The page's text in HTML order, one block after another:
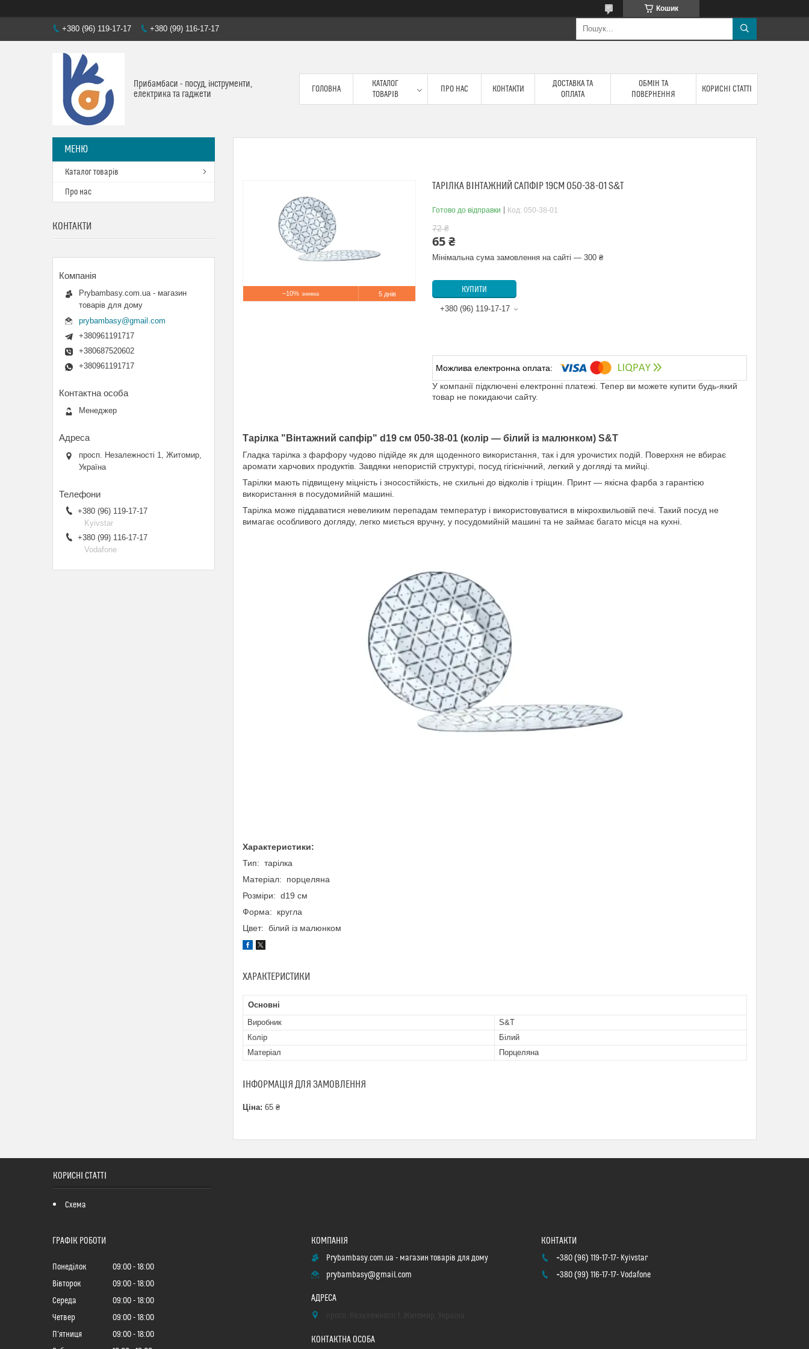
Кошик
+380 (96) 119-17-17 +380 (99) 116-17-17
Прибамбаси - посуд, інструменти,
електрика та гаджети
ГОЛОВНА
КАТАЛОГ
ТОВАРІВ
ПРО НАС КОНТАКТИ
ДОСТАВКА ТА
ОПЛАТА
ОБМІН ТА
ПОВЕРНЕННЯ
КОРИСНІ СТАТТІ
–10% 5 днів
ТАРІЛКА ВІНТАЖНИЙ САПФІР 19СМ 050-38-01 S&T
Готово до відправки Код: 050-38-01
72 ₴
65 ₴
Мінімальна сума замовлення на сайті — 300 ₴
КУПИТИ
+380 (96) 119-17-17
У компанії підключені електронні платежі. Тепер ви можете купити будь-який
товар не покидаючи сайту.
Тарілка "Вінтажний сапфір" d 19 см 050-38-01 (колір — білий із малюнком) S&T
Гладка тарілка з фарфору чудово підійде як для щоденного використання, так і для урочистих подій. Поверхня не вбирає
аромати харчових продуктів. Завдяки непористій структурі, посуд гігієнічний, легкий у догляді та мийці.
Тарілки мають підвищену міцність і зносостійкість, не схильні до відколів і тріщин. Принт — якісна фарба з гарантією
використання в посудомийній машині.
Тарілка може піддаватися невеликим перепадам температур і використовуватися в мікрохвильовій печі. Такий посуд не
вимагає особливого догляду, легко миється вручну, у посудомийній машині та не займає багато місця на кухні.
Характеристики:
Тип: тарілка
Матеріал: порцеляна
Розміри: d19 см
Форма: кругла
Цвет: білий із малюнком
ХАРАКТЕРИСТИКИ
Основні
Виробник
S&T
Колір
Білий
Матеріал
Порцеляна
ІНФОРМАЦІЯ ДЛЯ ЗАМОВЛЕННЯ
Ціна: 65 ₴
Каталог товарів
Про нас
КОНТАКТИ
Prybambasy.com.ua - магазин
товарів для дому
prybambasy@gmail.com
+380961191717
+380687520602
+380961191717
Менеджер
просп. Незалежності 1, Житомир,
Україна
+380 (96) 119-17-17
Kyivstar
+380 (99) 116-17-17
Vodafone
КОРИСНІ СТАТТІ
Схема
ГРАФІК РОБОТИ
Понеділок 09:00
18:00
Вівторок
09:00
18:00
Середа
09:00
18:00
Четвер
09:00
18:00
Пʼятниця
09:00
18:00
Prybambasy.com.ua - магазин товарів для дому
prybambasy@gmail.com
+380 (96) 119-17-17 Kyivstar
+380 (99) 116-17-17 Vodafone